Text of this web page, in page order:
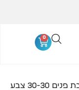
0
/ מגבת פנים 30-30 צבע